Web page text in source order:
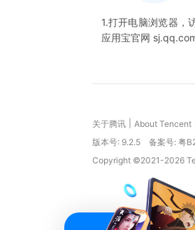
1.打开电脑浏览器，
应用宝官网
关于腾讯 About Tencent
版本号: 9.2.5 备案号: 粤
Copyright ©2021-2026